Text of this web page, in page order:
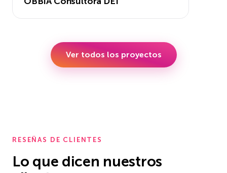
Ver todos los proyectos
RESEÑAS DE CLIENTES
Lo que dicen nuestros